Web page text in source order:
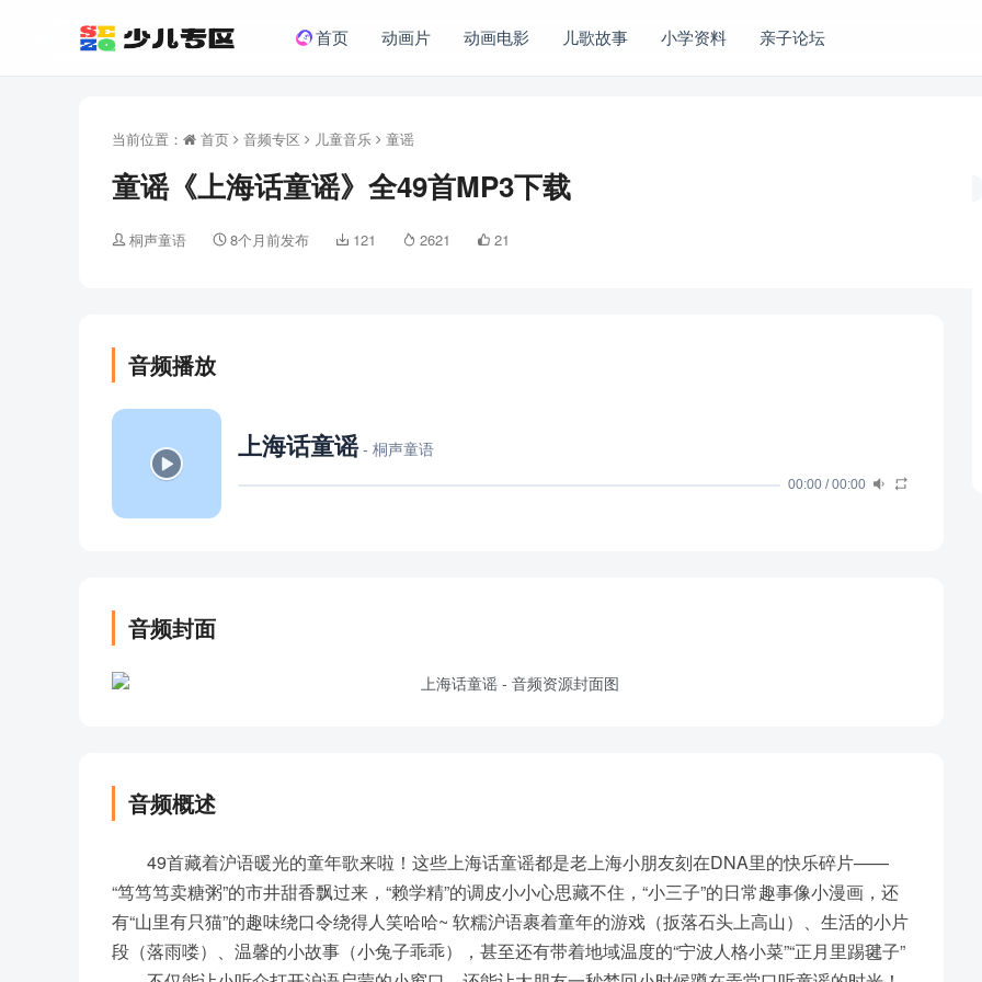
首页 动画片 动画电影 儿歌故事 小学资料 亲子论坛
当前位置： 首页 音频专区 儿童音乐 童谣
童谣《上海话童谣》全49首MP3下载
桐声童语 8个月前发布 121 2621 21
音频播放
上海话童谣 - 桐声童语
00:00 /00:00
音频封面
音频概述
49首藏着沪语暖光的童年歌来啦！这些上海话童谣都是老上海小朋友刻在DNA里的快乐碎片——
“笃笃笃卖糖粥”的市井甜香飘过来，“赖学精”的调皮小小心思藏不住，“小三子”的日常趣事像小漫画，还
有“山里有只猫”的趣味绕口令绕得人笑哈哈~ 软糯沪语裹着童年的游戏（扳落石头上高山）、生活的小片
段（落雨喽）、温馨的小故事（小兔子乖乖），甚至还有带着地域温度的“宁波人格小菜”“正月里踢毽子”